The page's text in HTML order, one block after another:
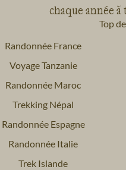
chaque année à
Top
Randonnée France
Voyage Tanzanie
Randonnée Maroc
Trekking Népal
Randonnée Espagne
Randonnée Italie
Trek Islande